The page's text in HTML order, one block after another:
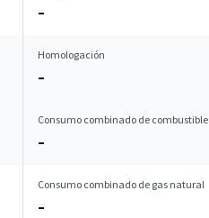
–
Homologación
–
Consumo combinado de combustible
–
Consumo combinado de gas natural
–